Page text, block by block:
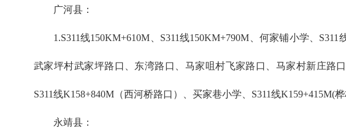
广河县：
1.S311线150KM+610M、S311线150KM+790M、何家铺小学、
武家坪村武家坪路口、东湾路口、马家咀村飞家路口、马家村新庄路
S311线K158+840M（西河桥路口）、买家巷小学、S311线K159+415M(
永靖县：